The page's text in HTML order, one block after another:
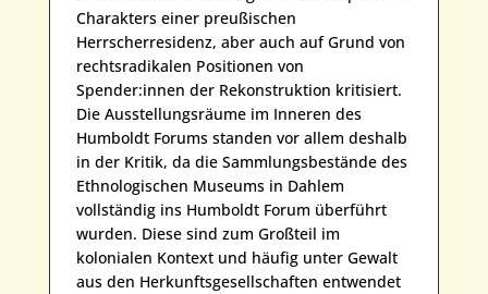
Charakters einer preußischen
Herrscherresidenz, aber auch auf Grund von
rechtsradikalen Positionen von
Spender:innen der Rekonstruktion kritisiert.
Die Ausstellungsräume im Inneren des
Humboldt Forums standen vor allem deshalb
in der Kritik, da die Sammlungsbestände des
Ethnologischen Museums in Dahlem
vollständig ins Humboldt Forum überführt
wurden. Diese sind zum Großteil im
kolonialen Kontext und häufig unter Gewalt
aus den Herkunftsgesellschaften entwendet